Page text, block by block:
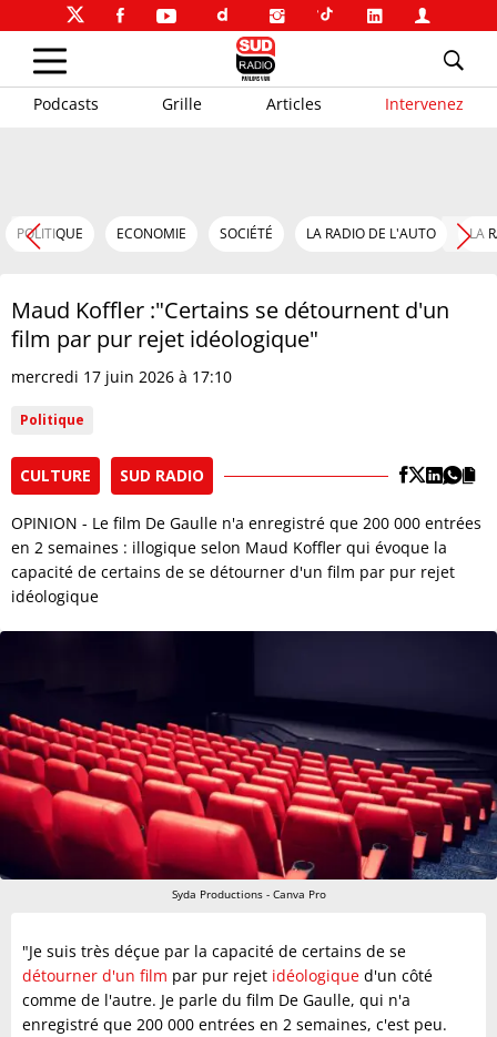
Podcasts Grille Articles Intervenez
POLITIQUE ECONOMIE SOCIÉTÉ LA RADIO DE L'AUTO LA
Maud Koffler :"Certains se détournent d'un
film par pur rejet idéologique"
mercredi 17 juin 2026 à 17:10
Politique
CULTURE SUD RADIO
OPINION - Le film De Gaulle n'a enregistré que 200 000 entrées
en 2 semaines : illogique selon Maud Koffler qui évoque la
capacité de certains de se détourner d'un film par pur rejet
idéologique
Syda Productions - Canva Pro
"Je suis très déçue par la capacité de certains de se
détourner d'un film par pur rejet idéologique d'un côté
comme de l'autre. Je parle du film De Gaulle, qui n'a
enregistré que 200 000 entrées en 2 semaines, c'est peu.